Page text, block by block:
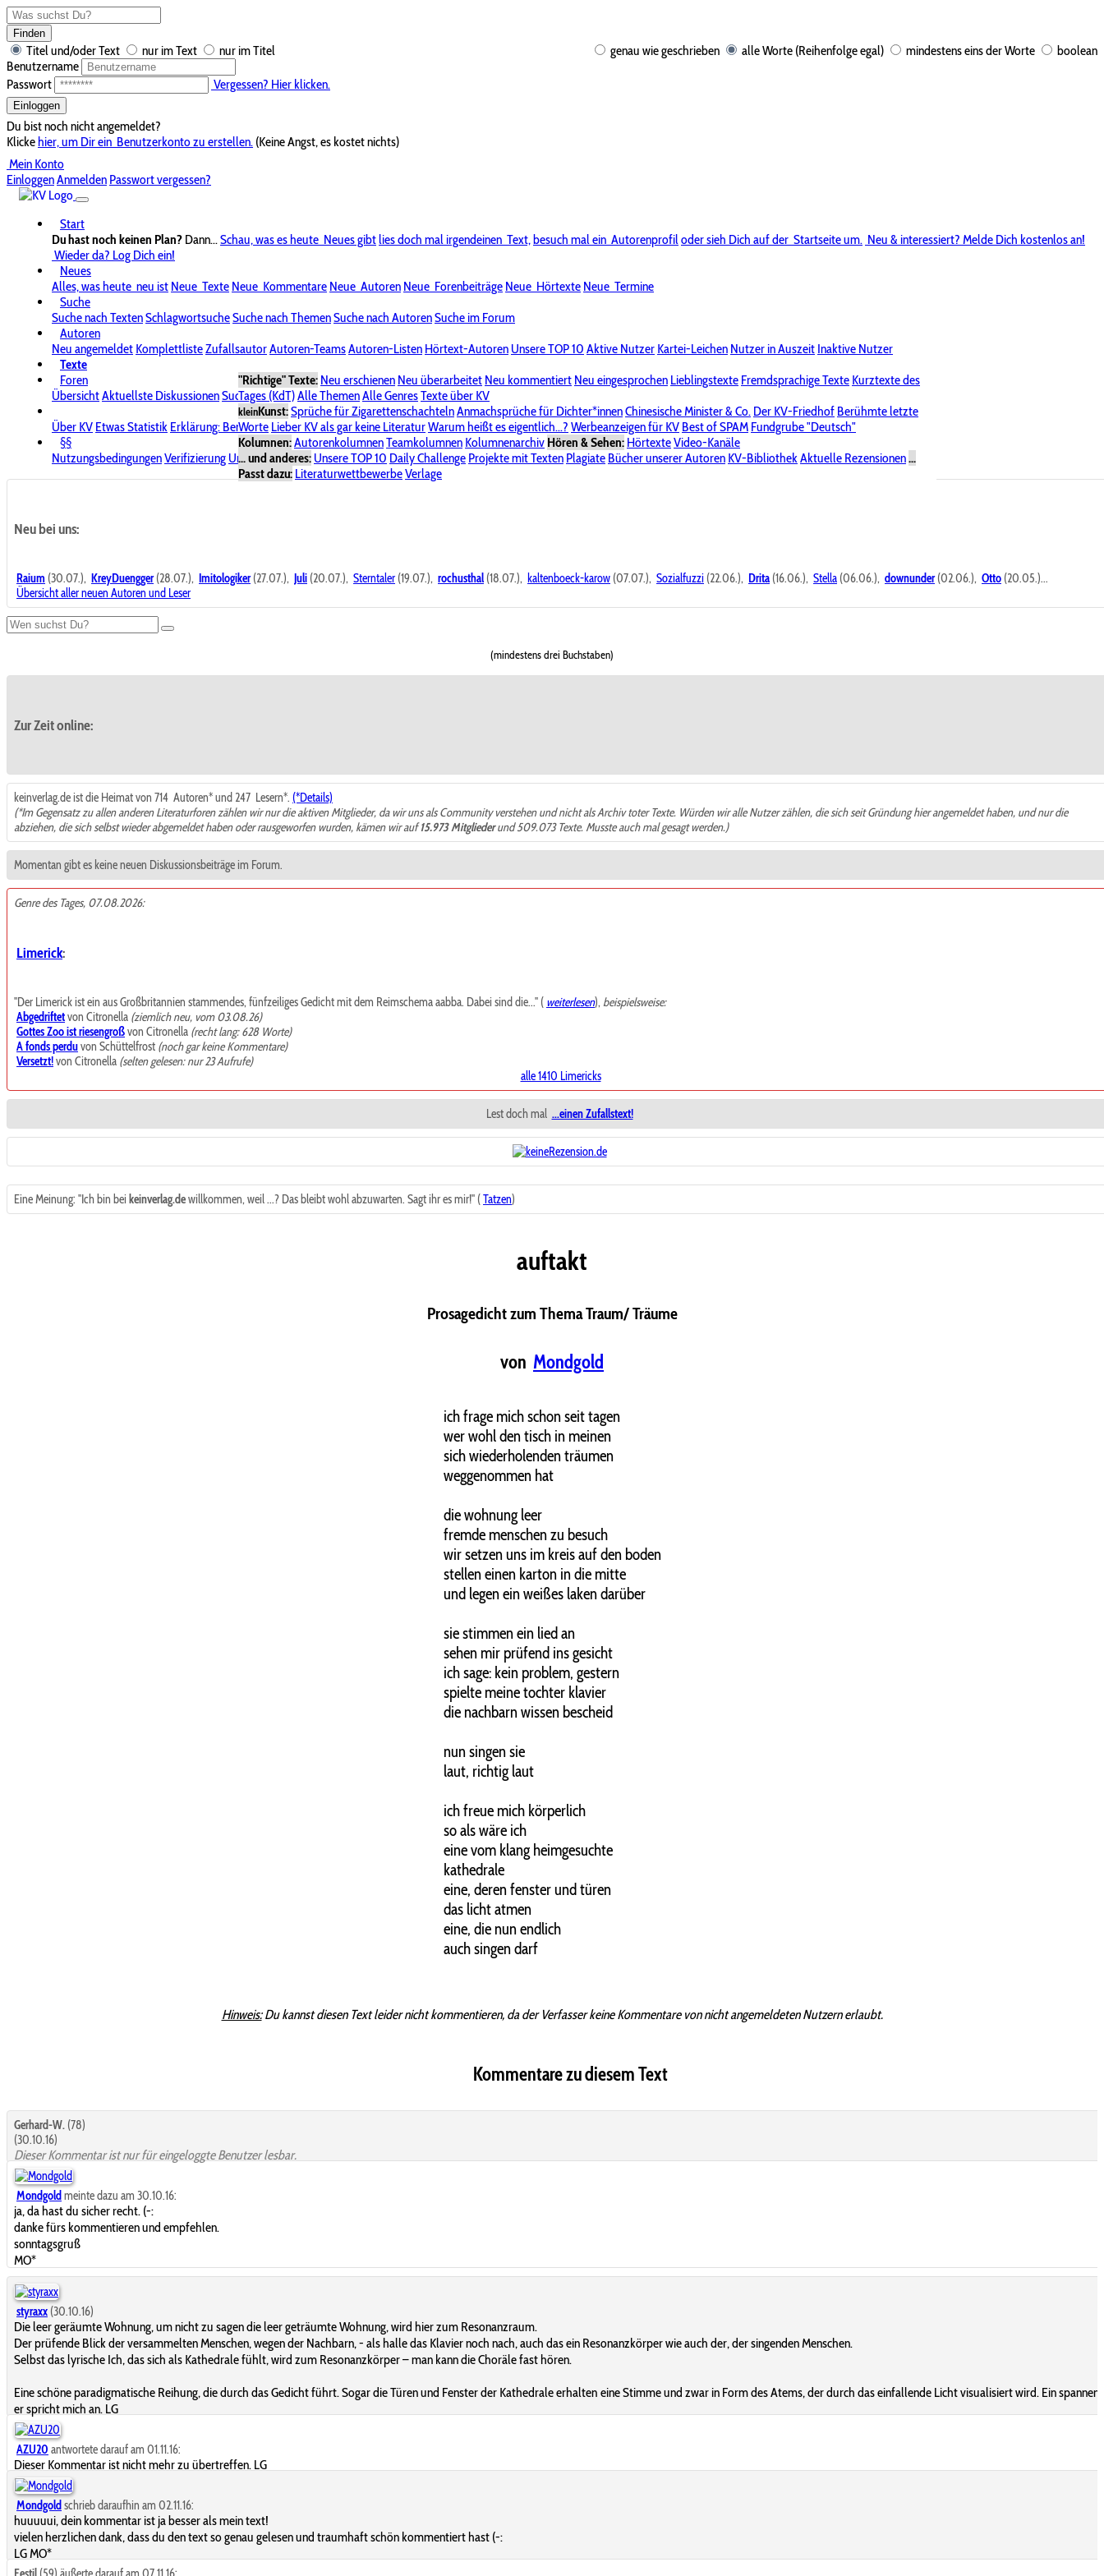
Finden
genau wie geschrieben alle Worte (Reihenfolge egal) mindestens eins der Worte boolean
Titel und/oder Text nur im Text
nur im Titel
Benutzername
Passwort
Vergessen? Hier klicken.
Einloggen
Du bist noch nicht angemeldet?
Klickehier, um Dir ein Benutzerkonto zu erstellen. (Keine Angst, es kostet nichts)
Mein Konto
EinloggenAnmelden Passwort vergessen?
Start
Du hast noch keinen Plan? Dann...Schau, was es heute Neues gibtlies doch mal irgendeinen Text,besuch mal ein Autorenprofiloder sieh Dich auf der Startseite um. Neu & interessiert? Melde Dich kostenlos an!
Wieder da? Log Dich ein!
Neues
Alles, was heute neu ist Neue Texte Neue Kommentare Neue Autoren Neue Forenbeiträge Neue Hörtexte Neue Termine
Suche
Suche nach TextenSchlagwortsucheSuche nach ThemenSuche nach AutorenSuche im Forum
Autoren
Neu angemeldet KomplettlisteZufallsautorAutoren-TeamsAutoren-Listen Hörtext-Autoren Unsere TOP 10 Aktive Nutzer Kartei-Leichen Nutzer in Auszeit Inaktive Nutzer
Texte
"Richtige" Texte: Neu erschienen Neu überarbeitet Neu kommentiert Neu eingesprochen Lieblingstexte Fremdsprachige Texte Kurztexte des
Tages (KdT)Alle ThemenAlle GenresTexte über KV
kleinKunst:Sprüche für ZigarettenschachtelnAnmachsprüche für Dichter*innenChinesische Minister & Co. Der KV-Friedhof Berühmte letzte
Worte Lieber KV als gar keine LiteraturWarum heißt es eigentlich...? Werbeanzeigen für KV Best of SPAM Fundgrube "Deutsch"
Kolumnen:AutorenkolumnenTeamkolumnen Kolumnenarchiv Hören & Sehen: HörtexteVideo-Kanäle
... und anderes: Unsere TOP 10 Daily Challenge Projekte mit Texten Plagiate Bücher unserer Autoren KV-BibliothekAktuelle Rezensionen...
Passt dazu: LiteraturwettbewerbeVerlage
Foren
ÜbersichtAktuellste DiskussionenSuche im ForumBereich "KV-Board"Bereich "Literatur & Schreiberei"
Über KV Etwas Statistik Erklärung: BenutzersymboleSpende für KV Unsere SpenderlisteAlle Wege führen zu KVPasswort vergessen?
§§
NutzungsbedingungenVerifizierung UrheberrechtAvatare & BilderStalkingDatenschutzerklärungImpressum
Neu bei uns:
Raium (30.07.), KreyDuengger(28.07.), Imitologiker(27.07.), Juli (20.07.), Sterntaler (19.07.), rochusthal (18.07.), kaltenboeck-karow (07.07.), Sozialfuzzi (22.06.), Drita (16.06.), Stella (06.06.), downunder(02.06.), Otto (20.05.)...
Übersicht aller neuen Autoren und Leser
(mindestens drei Buchstaben)
Zur Zeit online:
keinverlag.de ist die Heimat von 714 Autoren* und 247 Lesern*. (*Details)
(*Im Gegensatz zu allen anderen Literaturforen zählen wir nur die aktiven Mitglieder, da wir uns als Community verstehen und nicht als Archiv toter Texte. Würden wir alle Nutzer zählen, die sich seit Gründung hier angemeldet haben, und nur die
abziehen, die sich selbst wieder abgemeldet haben oder rausgeworfen wurden, kämen wir auf15.973 Mitgliederund 509.073 Texte. Musste auch mal gesagt werden.)
Momentan gibt es keine neuen Diskussionsbeiträge im Forum.
Genre des Tages, 07.08.2026:
Limerick:
"Der Limerick ist ein aus Großbritannien stammendes, fünfzeiliges Gedicht mit dem Reimschema aabba. Dabei sind die..." ( weiterlesen),beispielsweise:
Abgedriftetvon Citronella (ziemlich neu, vom 03.08.26)
Gottes Zoo ist riesengroßvon Citronella (recht lang: 628 Worte)
A fonds perduvon Schüttelfrost (noch gar keine Kommentare)
Versetzt!von Citronella (selten gelesen: nur 23 Aufrufe)
alle 1410 Limericks
Lest doch mal ...einen Zufallstext!
Eine Meinung: "Ich bin bei keinverlag.dewillkommen, weil ...? Das bleibt wohl abzuwarten. Sagt ihr es mir!" (Tatzen)
auftakt
Prosagedicht zum Thema Traum/ Träume
von Mondgold
ich frage mich schon seit tagen
wer wohl den tisch in meinen
sich wiederholenden träumen
weggenommen hat
die wohnung leer
fremde menschen zu besuch
wir setzen uns im kreis auf den boden
stellen einen karton in die mitte
und legen ein weißes laken darüber
sie stimmen ein lied an
sehen mir prüfend ins gesicht
ich sage: kein problem, gestern
spielte meine tochter klavier
die nachbarn wissen bescheid
nun singen sie
laut, richtig laut
ich freue mich körperlich
so als wäre ich
eine vom klang heimgesuchte
kathedrale
eine, deren fenster und türen
das licht atmen
eine, die nun endlich
auch singen darf
Hinweis:Du kannst diesen Text leider nicht kommentieren, da der Verfasser keine Kommentare von nicht angemeldeten Nutzern erlaubt.
Kommentare zu diesem Text
Gerhard-W. (78)
(30.10.16)
Dieser Kommentar ist nur für eingeloggte Benutzer lesbar.
Mondgold meinte dazu am 30.10.16:
ja, da hast du sicher recht. (-:
danke fürs kommentieren und empfehlen.
sonntagsgruß
MO*
styraxx (30.10.16)
Die leer geräumte Wohnung, um nicht zu sagen die leer geträumte Wohnung, wird hier zum Resonanzraum.
Der prüfende Blick der versammelten Menschen, wegen der Nachbarn, - als halle das Klavier noch nach, auch das ein Resonanzkörper wie auch der, der singenden Menschen.
Selbst das lyrische Ich, das sich als Kathedrale fühlt, wird zum Resonanzkörper – man kann die Choräle fast hören.
Eine schöne paradigmatische Reihung, die durch das Gedicht führt. Sogar die Türen und Fenster der Kathedrale erhalten eine Stimme und zwar in Form des Atems, der durch das einfallende Licht visualisiert wird. Ein
er spricht mich an. LG
AZU20 antwortete darauf am 01.11.16:
Dieser Kommentar ist nicht mehr zu übertreffen. LG
Mondgold schrieb daraufhin am 02.11.16:
huuuuui, dein kommentar ist ja besser als mein text!
vielen herzlichen dank, dass du den text so genau gelesen und traumhaft schön kommentiert hast (-:
LG MO*